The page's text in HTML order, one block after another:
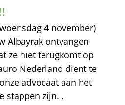
4 november)
Albayrak ontvangen
ze niet terugkomt op
Nederland dient te
advocaat aan het
stappen zijn. .